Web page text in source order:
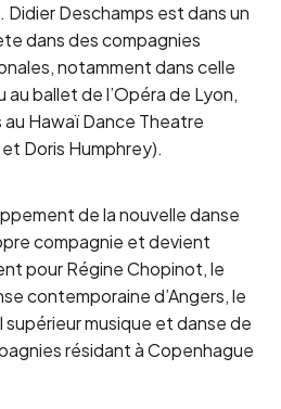
Didier Deschamps est dans un
dans des compagnies
notamment dans celle
ballet de l’Opéra de Lyon,
au Hawaï Dance Theatre
Doris Humphrey).
de la nouvelle danse
compagnie et devient
pour Régine Chopinot, le
contemporaine d’Angers, le
musique et danse de
résidant à Copenhague